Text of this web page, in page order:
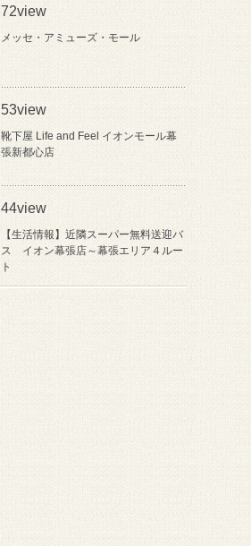
72view
メッセ・アミューズ・モール
53view
靴下屋 Life and Feel イオンモール幕
張新都心店
44view
【生活情報】近隣スーパー無料送迎バ
ス イオン幕張店～幕張エリア４ルー
ト